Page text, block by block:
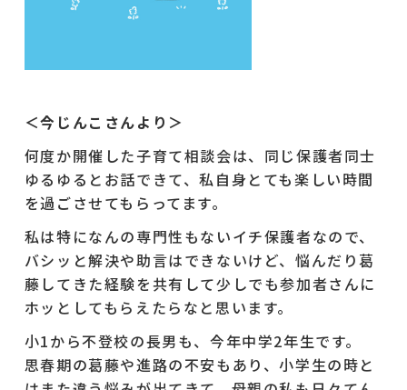
＜今じんこさんより＞
何度か開催した子育て相談会は、同じ保護者同士
ゆるゆるとお話できて、私自身とても楽しい時間
を過ごさせてもらってます。
私は特になんの専門性もないイチ保護者なので、
バシッと解決や助言はできないけど、悩んだり葛
藤してきた経験を共有して少しでも参加者さんに
ホッとしてもらえたらなと思います。
小1から不登校の長男も、今年中学2年生です。
思春期の葛藤や進路の不安もあり、小学生の時と